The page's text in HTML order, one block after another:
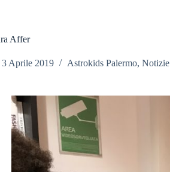
Affer
3 Aprile 2019 Astrokids Palermo, Notizie